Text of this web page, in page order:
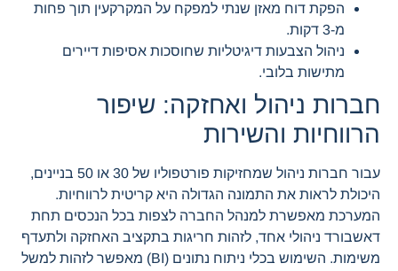
הפקת דוח מאזן שנתי למפקח על המקרקעין תוך פחות
מ-3 דקות.
ניהול הצבעות דיגיטליות שחוסכות אסיפות דיירים
מתישות בלובי.
חברות ניהול ואחזקה: שיפור
הרווחיות והשירות
עבור חברות ניהול שמחזיקות פורטפוליו של 30 או 50 בניינים,
היכולת לראות את התמונה הגדולה היא קריטית לרווחיות.
המערכת מאפשרת למנהל החברה לצפות בכל הנכסים תחת
דאשבורד ניהולי אחד, לזהות חריגות בתקציב האחזקה ולתעדף
משימות. השימוש בכלי ניתוח נתונים (BI) מאפשר לזהות למשל